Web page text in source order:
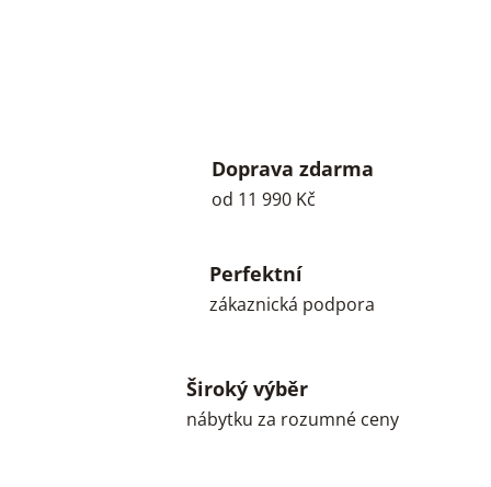
Doprava zdarma
od 11 990 Kč
Perfektní
zákaznická podpora
Široký výběr
nábytku za rozumné ceny